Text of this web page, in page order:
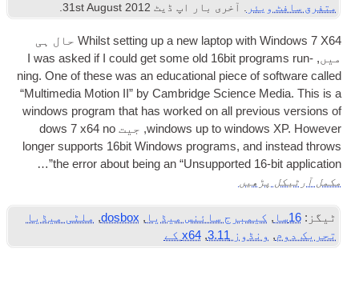
. آخری بار اپ ڈیٹ 31 st August 2012
.
Whilst set­ting up a new laptop with7 X64 حال ہی
I was asked if I could get some old 16bit
ning. One of these was an edu­ca­tion­al piece of
“Mul­ti­me­dia Motion II” by Cam­bridge Sci­ence
win­dows pro­gram that has worked on all
win­dows up to, جیت dows 7x64 no
longer sup­ports 16bit Win­dows pro­grams,and
the error about being an “Unsup­por­ted 16-
کیمبرج سائنس میڈیا ,
dosbox
, ملٹی میڈیا
ونڈوز 3.11 , x64 کے